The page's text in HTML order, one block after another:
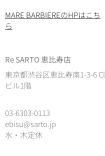
MARE BARBIEREのHPはこち
ら
Re SARTO 恵比寿店
東京都渋谷区恵比寿南1-3-6 Cl
ビル1階
03-6303-0113
ebisu@sarto.jp
水・木定休